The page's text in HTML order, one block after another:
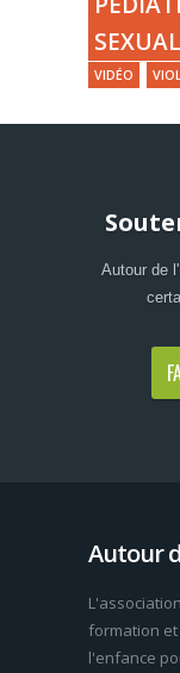
VIDÉO
Autour de
Autour
formation
l'enfance